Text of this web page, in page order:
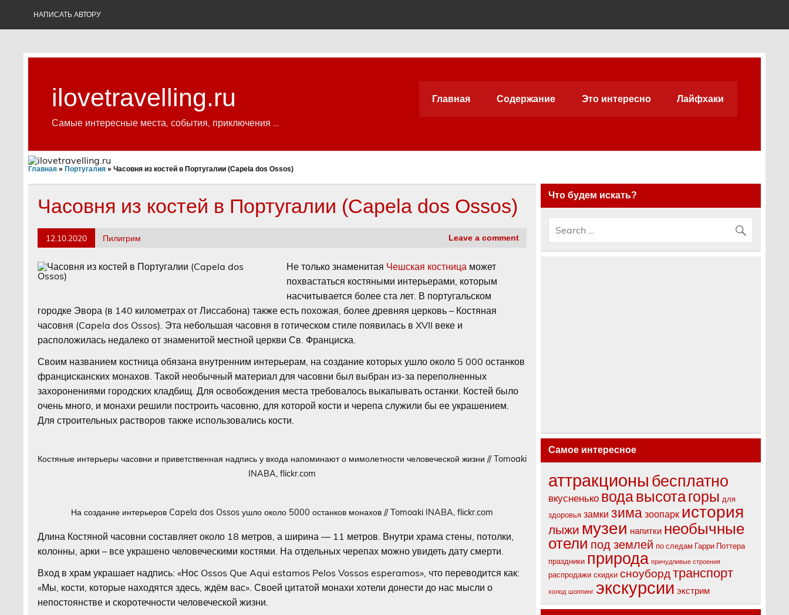
НАПИСАТЬ АВТОРУ
ilovetravelling.ru
Самые интересные места, события, приключения …
Главная Содержание Это интересно Лайфхаки
Главная »Португалия »Часовня из костей в Португалии (Capela dos Ossos)
Часовня из костей в Португалии (Capela dos Ossos)
12.10.2020 Пилигрим Leave a comment
Не только знаменитая Чешская костница может
похвастаться костяными интерьерами, которым
насчитывается более ста лет. В португальском
городке Эвора (в 140 километрах от Лиссабона) также есть похожая, более древняя церковь – Костяная
часовня (Capela dos Ossos). Эта небольшая часовня в готическом стиле появилась в XVII веке и
расположилась недалеко от знаменитой местной церкви Св. Франциска.
Своим названием костница обязана внутренним интерьерам, на создание которых ушло около 5 000 останков
францисканских монахов. Такой необычный материал для часовни был выбран из-за переполненных
захоронениями городских кладбищ. Для освобождения места требовалось выкапывать останки. Костей было
очень много, и монахи решили построить часовню, для которой кости и черепа служили бы ее украшением.
Для строительных растворов также использовались кости.
Костяные интерьеры часовни и приветственная надпись у входа напоминают о мимолетности человеческой жизни // Tomoaki
INABA, flickr.com
На создание интерьеров Capela dos Ossos ушло около 5000 останков монахов // Tomoaki INABA, flickr.com
Длина Костяной часовни составляет около 18 метров, а ширина — 11 метров. Внутри храма стены, потолки,
колонны, арки – все украшено человеческими костями. На отдельных черепах можно увидеть дату смерти.
Вход в храм украшает надпись: «Нос Ossos Que Aqui estamos Pelos Vossos esperamos», что переводится как:
«Мы, кости, которые находятся здесь, ждём вас». Своей цитатой монахи хотели донести до нас мысли о
непостоянстве и скоротечности человеческой жизни.
Что будем искать?
Самое интересное
аттракционы бесплатно
вкусненько водавысотагоры для
здоровья замки зима зоопарк история
лыжи музеи напитки необычные
отели под землей по следам Гарри Поттера
праздники природа причудливые строения
распродажи скидки сноубордтранспорт
холод шоппинг экскурсии экстрим